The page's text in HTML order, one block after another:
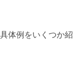
体例をいくつか紹